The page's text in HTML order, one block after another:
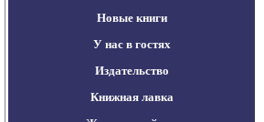
Новые книги
У нас в гостях
Издательство
Книжная лавка